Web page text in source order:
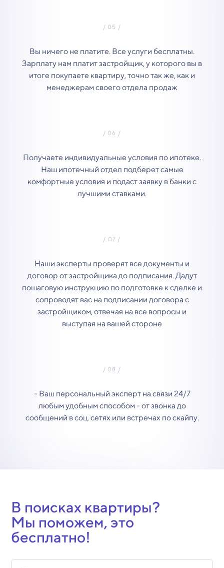
Вы ничего не платите. Все услуги бесплатны.
Зарплату нам платит застройщик, у которого вы в
итоге покупаете квартиру, точно так же, как и
менеджерам своего отдела продаж
Получаете индивидуальные условия по ипотеке.
Наш ипотечный отдел подберет самые
комфортные условия и подаст заявку в банки с
лучшими ставками.
Наши эксперты проверят все документы и
договор от застройщика до подписания. Дадут
пошаговую инструкцию по подготовке к сделке и
сопроводят вас на подписании договора с
застройщиком, отвечая на все вопросы и
выступая на вашей стороне
- Ваш персональный эксперт на связи 24/7
любым удобным способом - от звонка до
сообщений в соц. сетях или встречах по скайпу.
В поисках квартиры?
Мы поможем, это
бесплатно!